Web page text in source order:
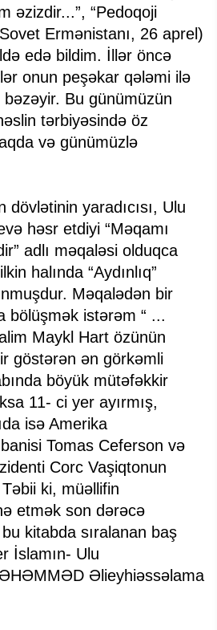
əzizdir...”, “Pedoqoji
Ermənistanı, 26 aprel)
edə bildim. İllər öncə
onun peşəkar qələmi ilə
bəzəyir. Bu günümüzün
tərbiyəsində öz
və günümüzlə
yaradıcısı, Ulu
həsr etdiyi “Məqamı
adlı məqaləsi olduqca
halında “Aydınlıq”
Məqalədən bir
bölüşmək istərəm “ ...
Maykl Hart özünün
göstərən ən görkəmli
böyük mütəfəkkir
11- ci yer ayırmış,
isə Amerika
Tomas Ceferson və
Corc Vaşiqtonun
Təbii ki, müəllifin
etmək son dərəcə
kitabda sıralanan baş
İslamın- Ulu
Əlieyhiəssəlama